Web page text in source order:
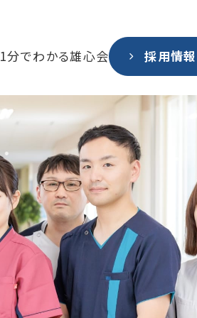
1分でわかる雄心会 採用情報